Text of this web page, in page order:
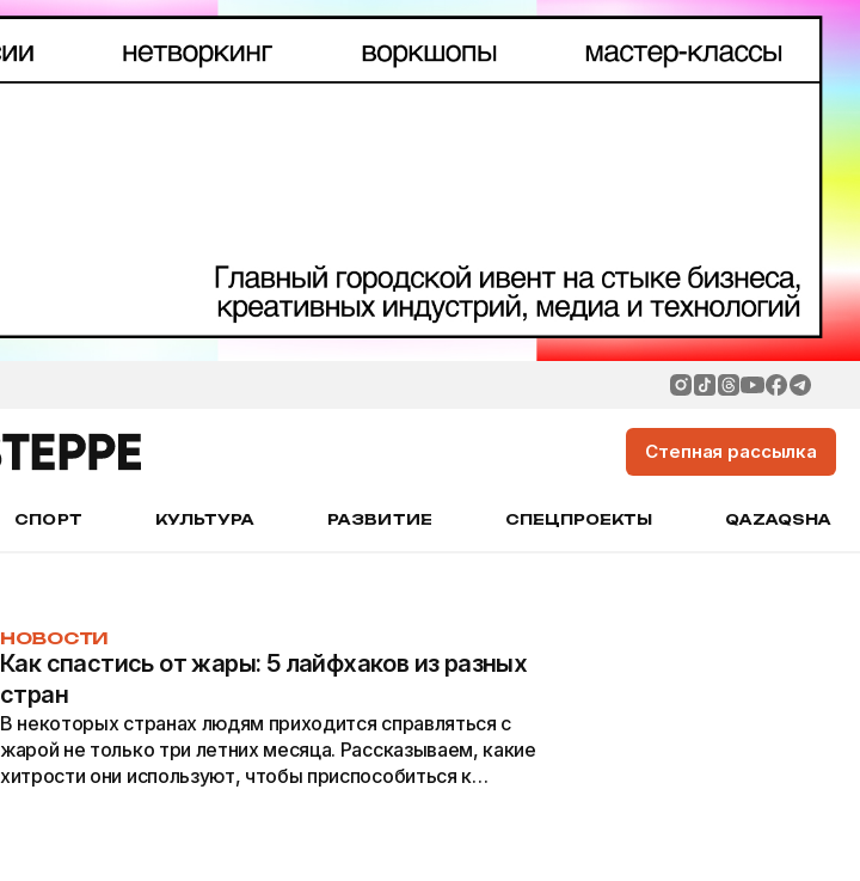
Степная рассылка
СПОРТ КУЛЬТУРА РАЗВИТИЕ СПЕЦПРОЕКТЫ QAZAQSHA
НОВОСТИ
Как спастись от жары: 5 лайфхаков из разных
стран
В некоторых странах людям приходится справляться с
жарой не только три летних месяца. Рассказываем, какие
хитрости они используют, чтобы приспособиться к